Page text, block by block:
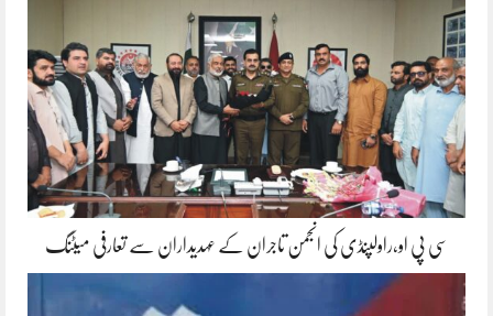
سی پی او،راولپنڈی کی انجمن تاجران کے عہدیداران سے تعارفی میٹنگ